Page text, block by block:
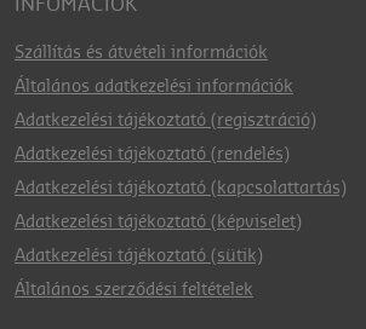
INFOMÁCIÓK
Szállítás és átvételi információk
Általános adatkezelési információk
Adatkezelési tájékoztató (regisztráció)
Adatkezelési tájékoztató (rendelés)
Adatkezelési tájékoztató (kapcsolattartás)
Adatkezelési tájékoztató (képviselet)
Adatkezelési tájékoztató (sütik)
Általános szerződési feltételek